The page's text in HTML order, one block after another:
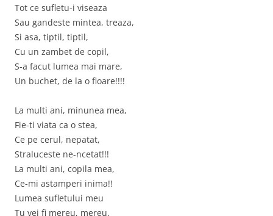
Tot ce sufletu-i viseaza
Sau gandeste mintea, treaza,
Si asa, tiptil, tiptil,
Cu un zambet de copil,
S-a facut lumea mai mare,
Un buchet, de la o floare!!!!
La multi ani, minunea mea,
Fie-ti viata ca o stea,
Ce pe cerul, nepatat,
Straluceste ne-ncetat!!!
La multi ani, copila mea,
Ce-mi astamperi inima!!
Lumea sufletului meu
Tu vei fi mereu, mereu.